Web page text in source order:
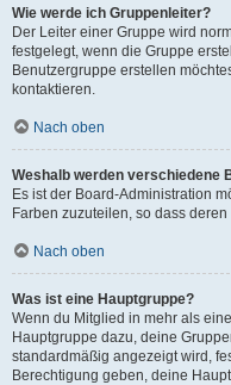
Wie werde ich Gruppenleiter?
Der Leiter einer Gruppe wird
festgelegt, wenn die Gruppe
Benutzergruppe erstellen
kontaktieren.
Nach oben
Weshalb werden verschiedene
Es ist der Board-Administration
Farben zuzuteilen, so dass
Nach oben
Was ist eine Hauptgruppe?
Wenn du Mitglied in mehr als
Hauptgruppe dazu, deine
standardmäßig angezeigt wird,
Berechtigung geben, deine